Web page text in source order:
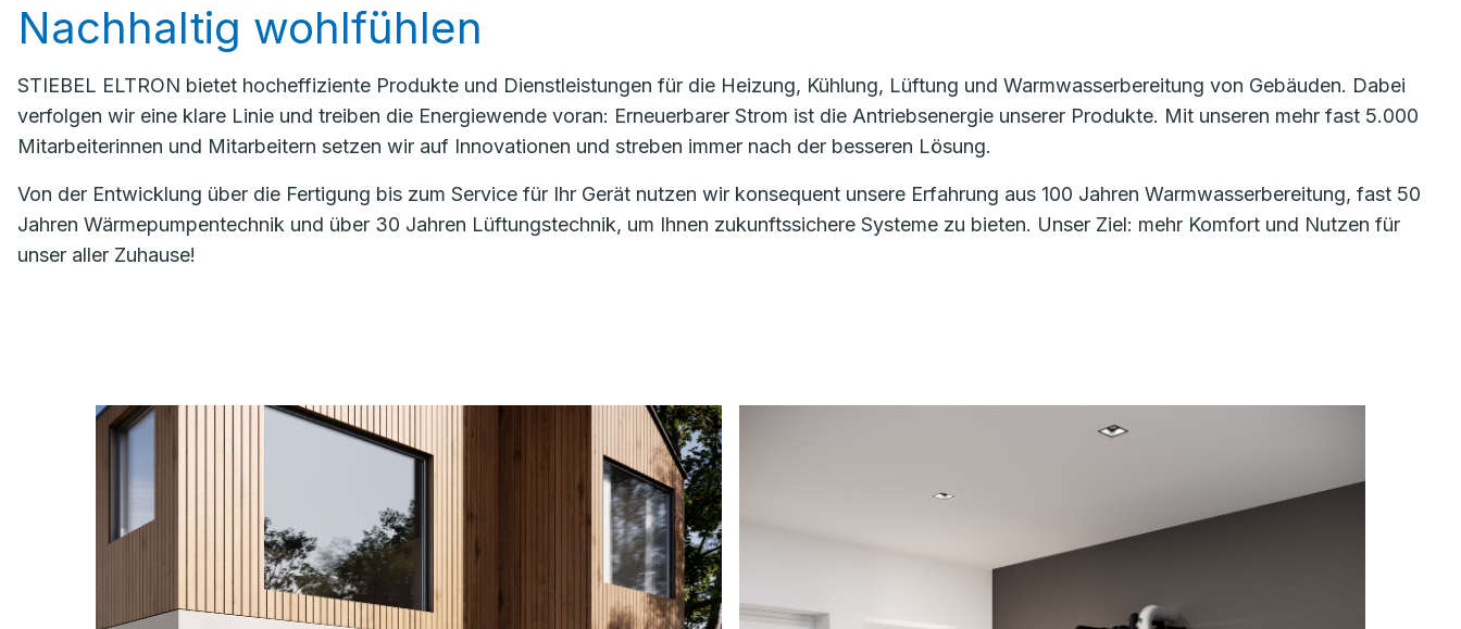
Nachhaltig wohlfühlen
STIEBEL ELTRON bietet hocheffiziente Produkte und Dienstleistungen für die Heizung, Kühlung, Lüftung und Warmwasserbereitung von Gebäuden. Dabei
verfolgen wir eine klare Linie und treiben die Energiewende voran: Erneuerbarer Strom ist die Antriebsenergie unserer Produkte. Mit unseren mehr fast 5.000
Mitarbeiterinnen und Mitarbeitern setzen wir auf Innovationen und streben immer nach der besseren Lösung.
Von der Entwicklung über die Fertigung bis zum Service für Ihr Gerät nutzen wir konsequent unsere Erfahrung aus 100 Jahren Warmwasserbereitung, fast 50
Jahren Wärmepumpentechnik und über 30 Jahren Lüftungstechnik, um Ihnen zukunftssichere Systeme zu bieten. Unser Ziel: mehr Komfort und Nutzen für
unser aller Zuhause!